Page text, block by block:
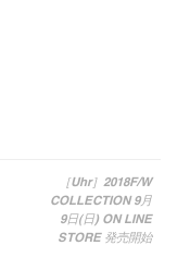
［Uhr］2018F/W
COLLECTION 9月
9日(日) ON LINE
STORE 発売開始